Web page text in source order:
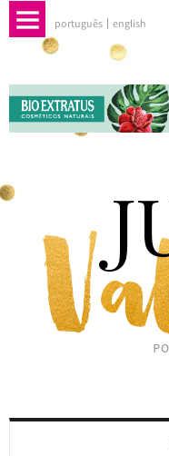
português english